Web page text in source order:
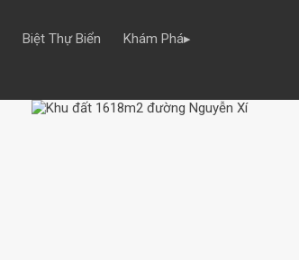
Biệt Thự Biển Khám Phá▸